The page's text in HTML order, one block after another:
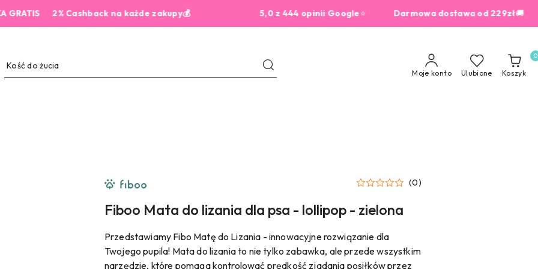
2% Cashback na każde zakupy💰 5,0 z 444 opinii Google⭐Darmowa dostawa od 229zł🚚dla
Moje konto Ulubione Koszyk
0
NAZWA
PRODUCENTA: (0)
Fiboo Mata do lizania dla psa - lollipop - zielona
Przedstawiamy Fibo Matę do Lizania - innowacyjne rozwiązanie dla
Twojego pupila! Mata do lizania to nie tylko zabawka, ale przede wszystkim
narzędzie, które pomaga kontrolować prędkość zjadania posiłków przez